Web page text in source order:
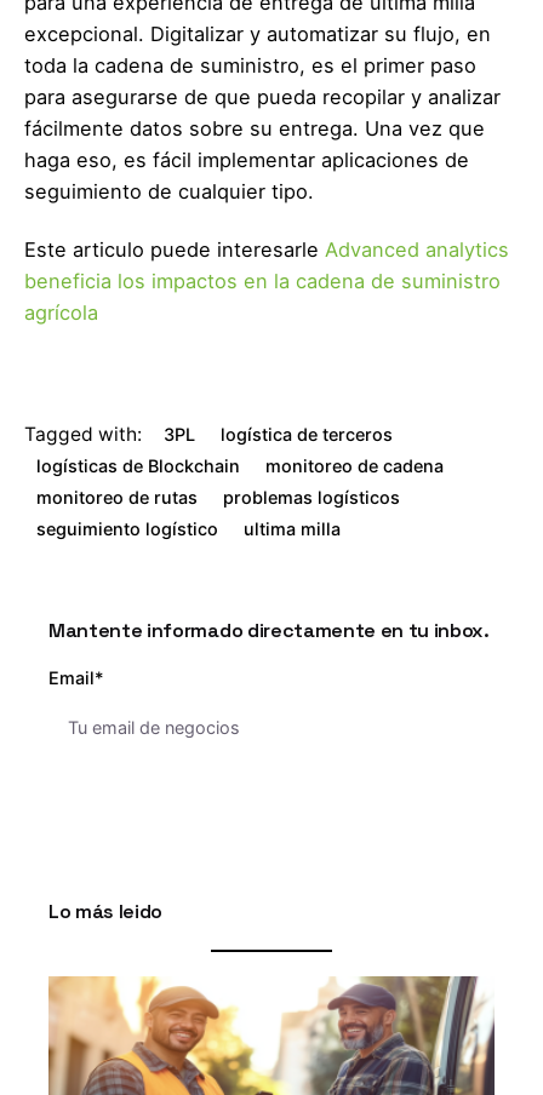
excepcional. Digitalizar y automatizar su flujo, en
toda la cadena de suministro, es el primer paso
para asegurarse de que pueda recopilar y analizar
fácilmente datos sobre su entrega. Una vez que
haga eso, es fácil implementar aplicaciones de
seguimiento de cualquier tipo.
Este articulo puede interesarle Advanced analytics
beneficia los impactos en la cadena de suministro
agrícola
Tagged with: 3PL
logística de terceros
logísticas de Blockchain
monitoreo de cadena
monitoreo de rutas
problemas logísticos
seguimiento logístico
ultima milla
Mantente informado directamente en tu inbox.
Email*
Lo más leido